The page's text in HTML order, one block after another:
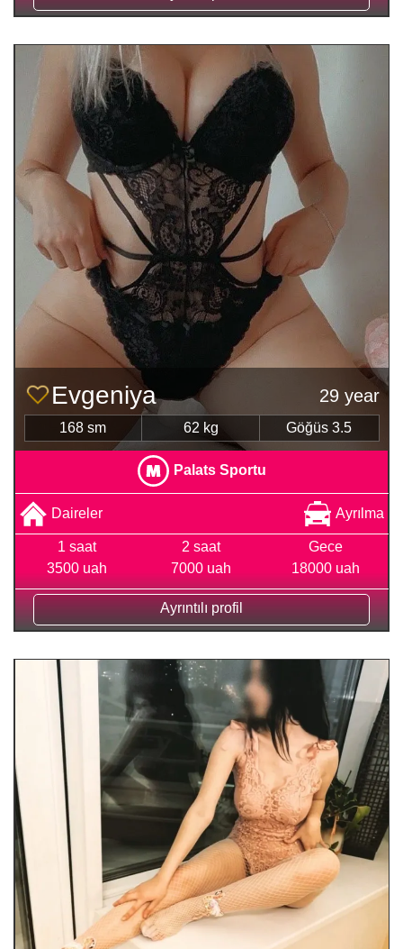
Evgeniya 29 year
168 sm 62 kg Göğüs 3.5
Palats Sportu
Daireler Ayrılma
1 saat
3500 uah
2 saat
7000 uah
Gece
18000 uah
Ayrıntılı profil